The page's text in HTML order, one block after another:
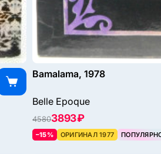
Bamalama, 1978
Belle Epoque
45803893 ₽
–15% ОРИГИНАЛ 1977